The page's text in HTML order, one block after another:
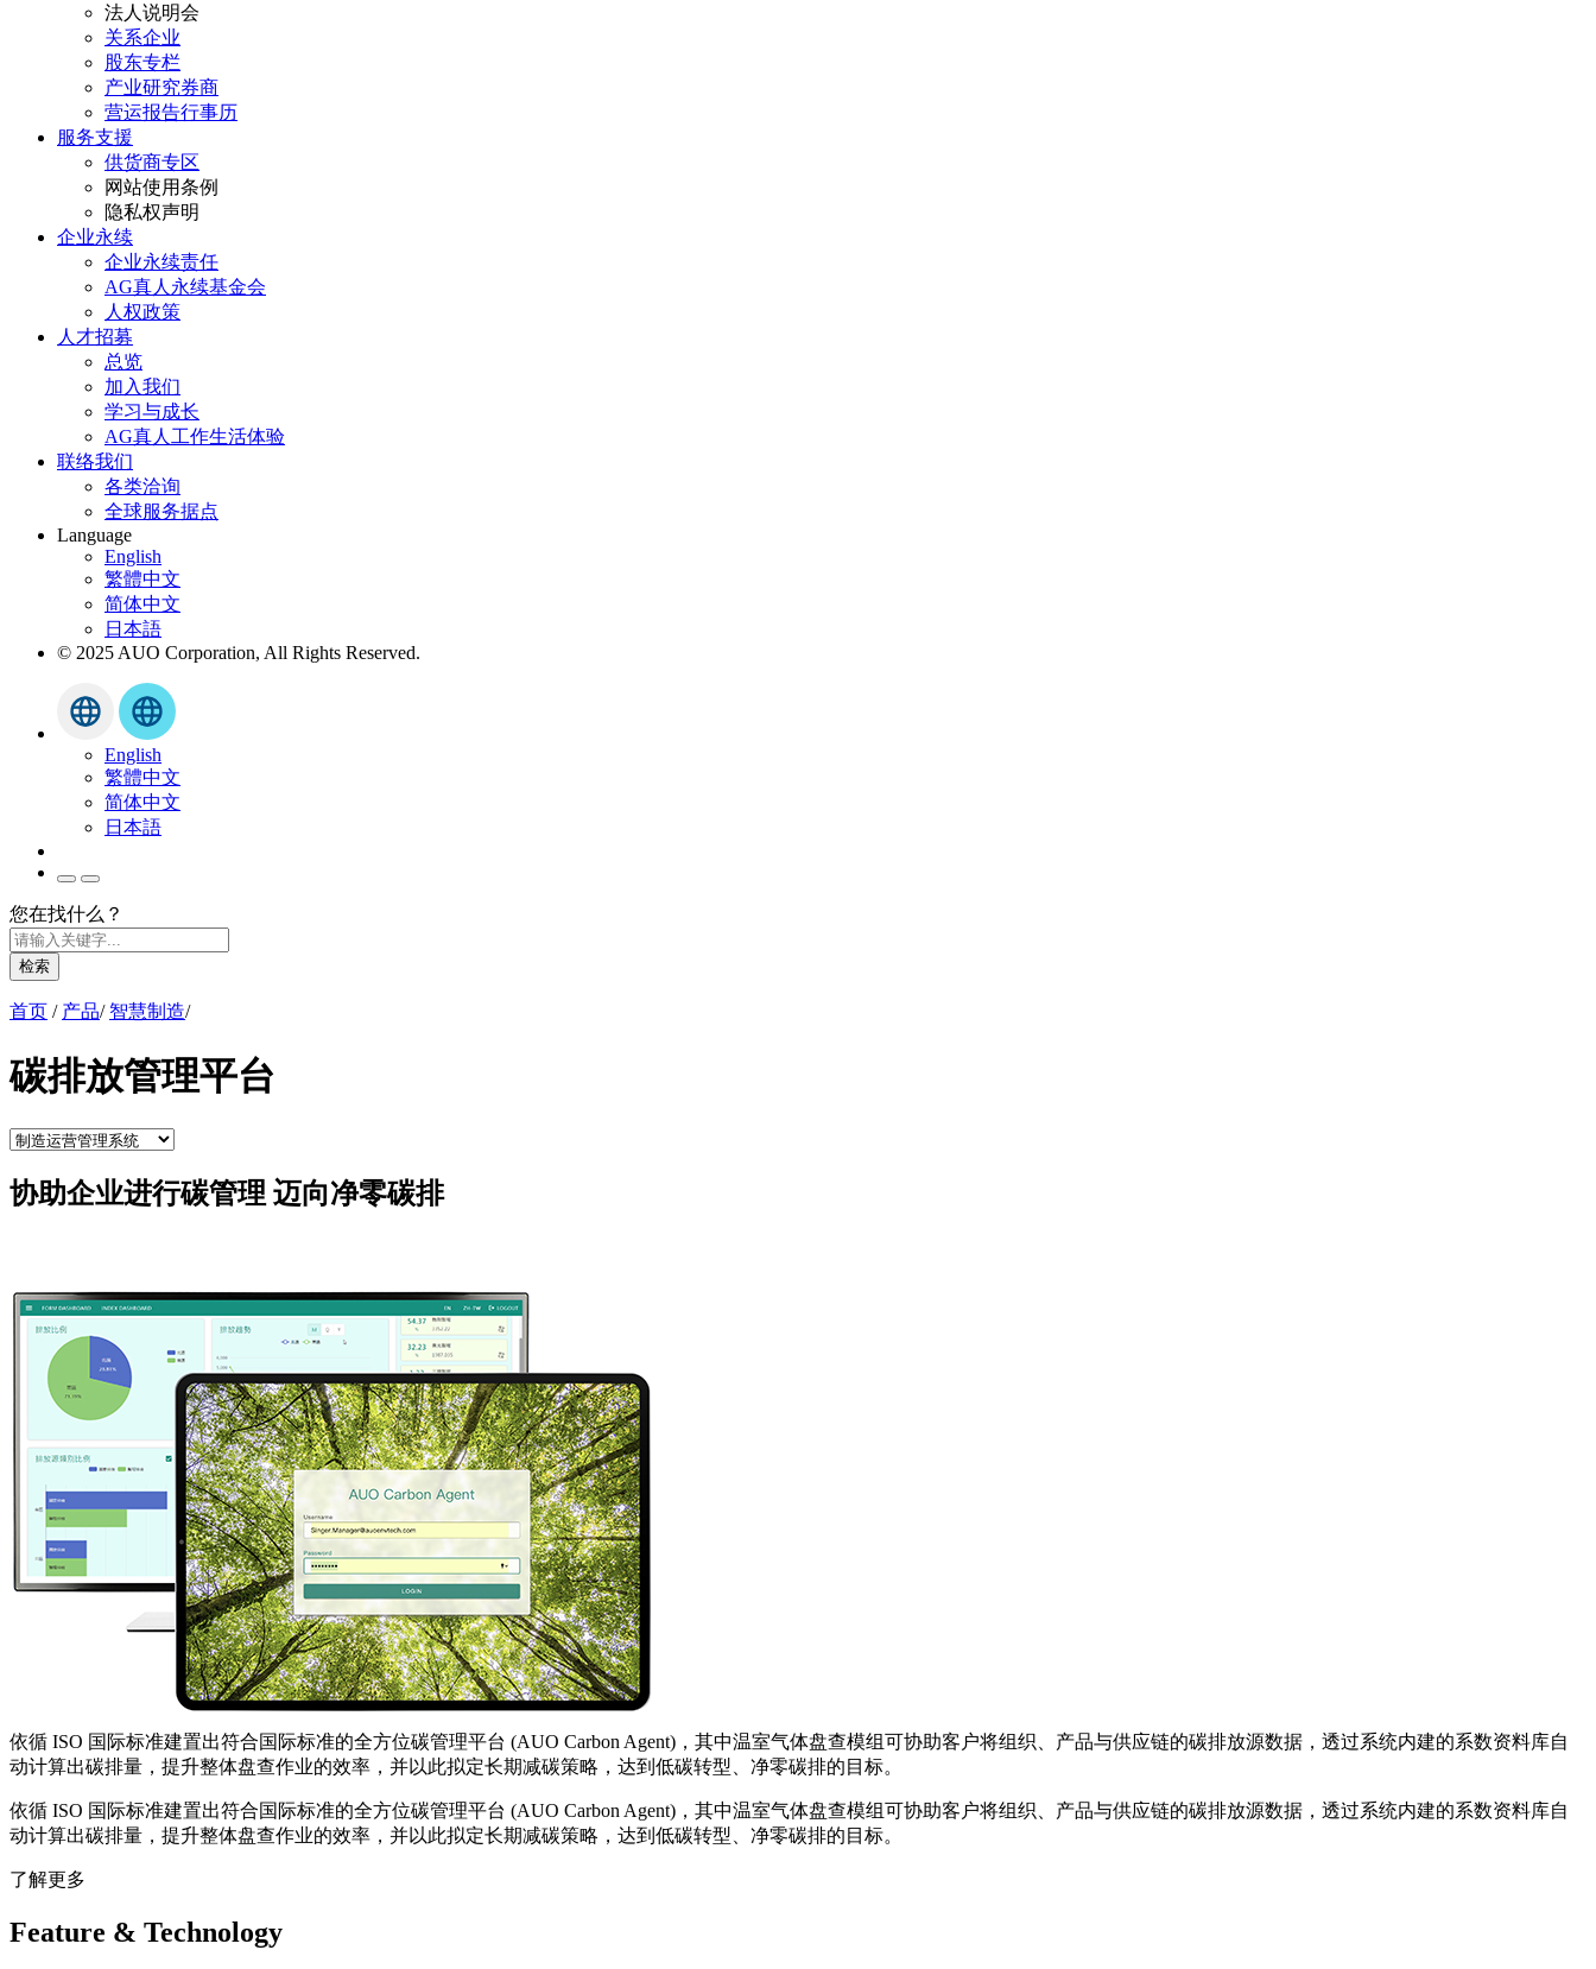
法人说明会
关系企业
股东专栏
产业研究券商
营运报告行事历
服务支援
供货商专区
网站使用条例
隐私权声明
企业永续
企业永续责任
AG真人永续基金会
人权政策
人才招募
总览
加入我们
学习与成长
AG真人工作生活体验
联络我们
各类洽询
全球服务据点
Language
English
繁體中文
简体中文
日本語
© 2025 AUO Corporation, All Rights Reserved.
English
繁體中文
简体中文
日本語
您在找什么？
检索
首页 / 产品/ 智慧制造/
碳排放管理平台
协助企业进行碳管理 迈向净零碳排
依循 ISO 国际标准建置出符合国际标准的全方位碳管理平台 (AUO Carbon Agent)，其中温室气体盘查模组可协助客户将组织、产品与供应链的碳排放源数据，透过系统内建的系数资料库自
动计算出碳排量，提升整体盘查作业的效率，并以此拟定长期减碳策略，达到低碳转型、净零碳排的目标。
依循 ISO 国际标准建置出符合国际标准的全方位碳管理平台 (AUO Carbon Agent)，其中温室气体盘查模组可协助客户将组织、产品与供应链的碳排放源数据，透过系统内建的系数资料库自
动计算出碳排量，提升整体盘查作业的效率，并以此拟定长期减碳策略，达到低碳转型、净零碳排的目标。
了解更多
Feature & Technology